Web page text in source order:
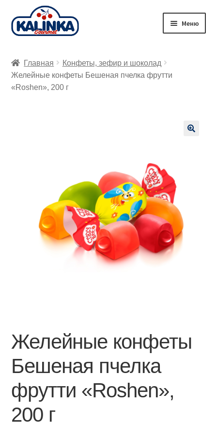
Перейти
к
Перейти
к
Меню
Заказ онлайн
Главная
Конфеты, зефир и шоколад
Желейные конфеты Бешеная пчелка фрутти
«Roshen», 200 г
Желейные конфеты
Бешеная пчелка
фрутти «Roshen»,
200 г